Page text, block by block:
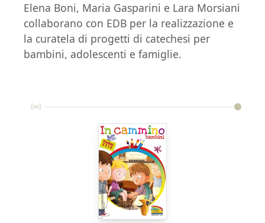
Elena Boni, Maria Gasparini e Lara Morsiani
collaborano con EDB per la realizzazione e
la curatela di progetti di catechesi per
bambini, adolescenti e famiglie.